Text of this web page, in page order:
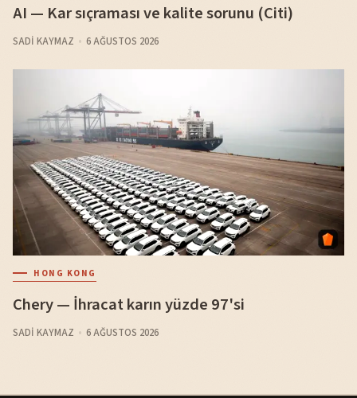
AI — Kar sıçraması ve kalite sorunu (Citi)
SADI KAYMAZ 6 AĞUSTOS 2026
HONG KONG
Chery — İhracat karın yüzde 97'si
SADI KAYMAZ 6 AĞUSTOS 2026